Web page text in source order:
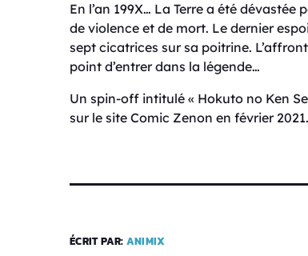
En l’an 199X… La Terre a été
de violence et de mort. Le dernier
sept cicatrices sur sa poitrine.
point d’entrer dans la légende…
Un spin-off intitulé « Hokuto no Ken
sur le site Comic Zenon en février 2021.
ÉCRIT PAR: ANIMIX